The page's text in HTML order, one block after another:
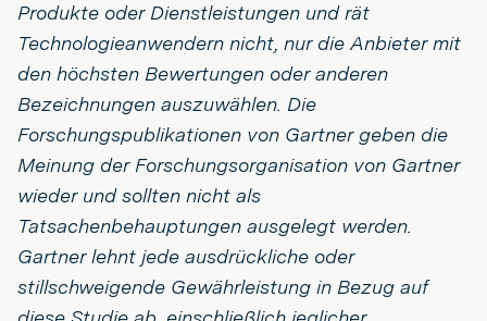
Produkte oder Dienstleistungen und rät
Technologieanwendern nicht, nur die Anbieter mit
den höchsten Bewertungen oder anderen
Bezeichnungen auszuwählen. Die
Forschungspublikationen von Gartner geben die
Meinung der Forschungsorganisation von Gartner
wieder und sollten nicht als
Tatsachenbehauptungen ausgelegt werden.
Gartner lehnt jede ausdrückliche oder
stillschweigende Gewährleistung in Bezug auf